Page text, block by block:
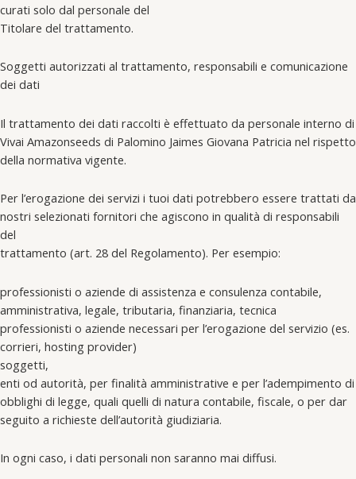
curati solo dal personale del
Titolare del trattamento.
Soggetti autorizzati al trattamento, responsabili e comunicazione
dei dati
Il trattamento dei dati raccolti è effettuato da personale interno di
Vivai Amazonseeds di Palomino Jaimes Giovana Patricia nel rispetto
della normativa vigente.
Per l’erogazione dei servizi i tuoi dati potrebbero essere trattati da
nostri selezionati fornitori che agiscono in qualità di responsabili
del
trattamento (art. 28 del Regolamento). Per esempio:
professionisti o aziende di assistenza e consulenza contabile,
amministrativa, legale, tributaria, finanziaria, tecnica
professionisti o aziende necessari per l’erogazione del servizio (es.
corrieri, hosting provider)
soggetti,
enti od autorità, per finalità amministrative e per l’adempimento di
obblighi di legge, quali quelli di natura contabile, fiscale, o per dar
seguito a richieste dell’autorità giudiziaria.
In ogni caso, i dati personali non saranno mai diffusi.